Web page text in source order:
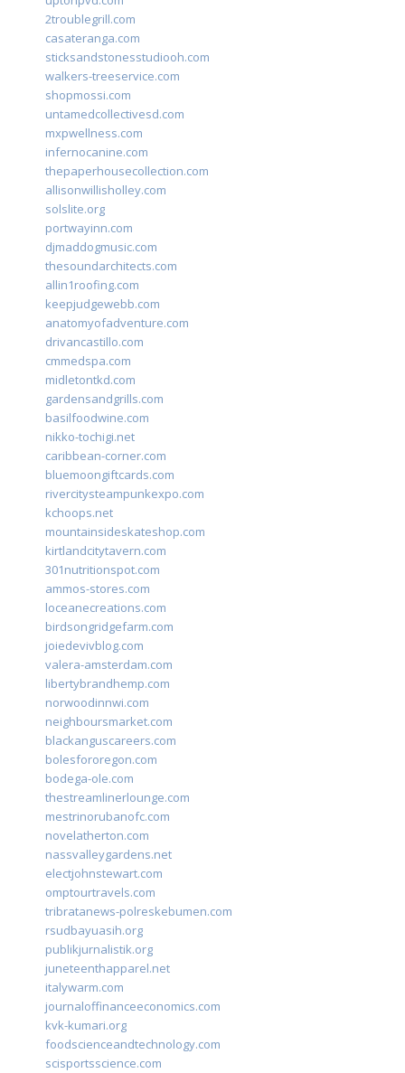
2troublegrill.com
casateranga.com
sticksandstonesstudiooh.com
walkers-treeservice.com
shopmossi.com
untamedcollectivesd.com
mxpwellness.com
infernocanine.com
thepaperhousecollection.com
allisonwillisholley.com
solslite.org
portwayinn.com
djmaddogmusic.com
thesoundarchitects.com
allin1roofing.com
keepjudgewebb.com
anatomyofadventure.com
drivancastillo.com
cmmedspa.com
midletontkd.com
gardensandgrills.com
basilfoodwine.com
nikko-tochigi.net
caribbean-corner.com
bluemoongiftcards.com
rivercitysteampunkexpo.com
kchoops.net
mountainsideskateshop.com
kirtlandcitytavern.com
301nutritionspot.com
ammos-stores.com
loceanecreations.com
birdsongridgefarm.com
joiedevivblog.com
valera-amsterdam.com
libertybrandhemp.com
norwoodinnwi.com
neighboursmarket.com
blackanguscareers.com
bolesfororegon.com
bodega-ole.com
thestreamlinerlounge.com
mestrinorubanofc.com
novelatherton.com
nassvalleygardens.net
electjohnstewart.com
omptourtravels.com
tribratanews-polreskebumen.com
rsudbayuasih.org
publikjurnalistik.org
juneteenthapparel.net
italywarm.com
journaloffinanceeconomics.com
kvk-kumari.org
foodscienceandtechnology.com
scisportsscience.com